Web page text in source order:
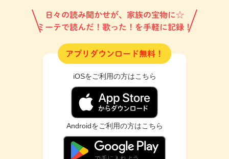
日々の読み聞かせが、家族の宝物に☆
ミーテで読んだ！歌った！を手軽に記録！
アプリダウンロード無料！
iOSをご利用の方はこちら
Androidをご利用の方はこちら